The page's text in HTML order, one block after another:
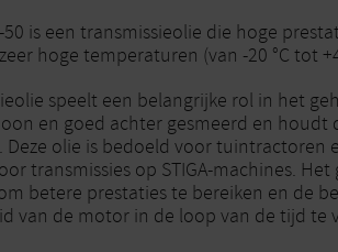
50 is een transmissieolie die hoge
hoge temperaturen (van -20 °C tot
speelt een belangrijke rol in het
en goed achter gesmeerd en
Deze olie is bedoeld voor tuintractoren
transmissies op STIGA-machines.
betere prestaties te bereiken en de
van de motor in de loop van de tijd te